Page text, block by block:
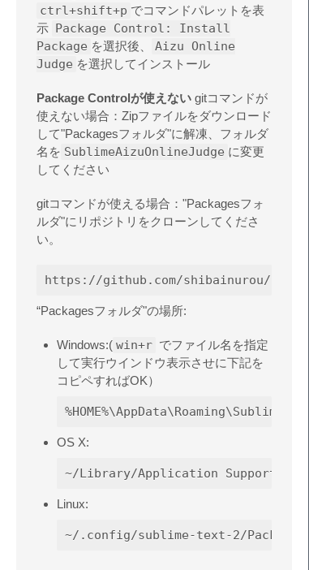
ctrl+shift+p でコマンドパレットを表
示 Package Control: Install
Package を選択後、
Aizu Online
Judge を選択してインストール
Package Controlが使えない gitコマンドが
使えない場合：Zipファイルをダウンロード
して"Packagesフォルダ"に解凍、フォルダ
名を SublimeAizuOnlineJudge に変更
してください
gitコマンドが使える場合："Packagesフォ
ルダ"にリポジトリをクローンしてくださ
い。
“Packagesフォルダ"の場所:
Windows:( win+r でファイル名を指定
して実行ウインドウ表示させに下記を
コピペすればOK）
OS X:
Linux: